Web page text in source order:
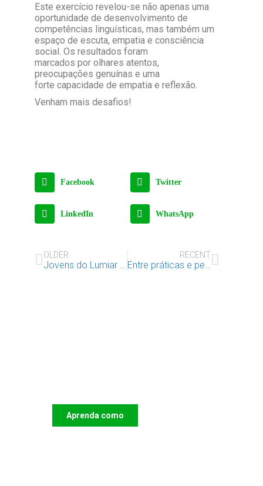
Este exercício revelou-se não apenas uma
oportunidade de desenvolvimento de
competências linguísticas, mas também um
espaço de escuta, empatia e consciência
social. Os resultados foram
marcados por olhares atentos,
preocupações genuínas e uma
forte capacidade de empatia e reflexão.
Venham mais desafios!
Facebook Twitter
LinkedIn WhatsApp
OLDER
Jovens do Lumiar e Santa Clara celebram o último dia de aulas do 2º período com almoço convívio especial
RECENT
Entre práticas e pessoas: uma experiência Erasmus+ que nos fez repensar o nosso trabalho
Aprenda como